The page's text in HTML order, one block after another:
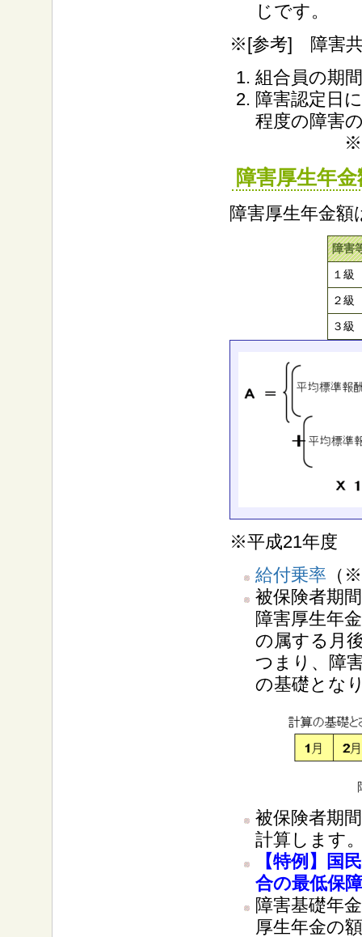
じです。
※[参考] 障害共
組合員の期
障害認定日
程度の障害
※掛金納
障害厚生年金
障害厚生年金
障害
１級
２級
３級
※平成21年度
給付乗率 （
被保険者期
障害厚生年
の属する月
つまり、障
の基礎とな
被保険者期
計算します
【特例】国
合の最低保
障害基礎年
厚生年金の